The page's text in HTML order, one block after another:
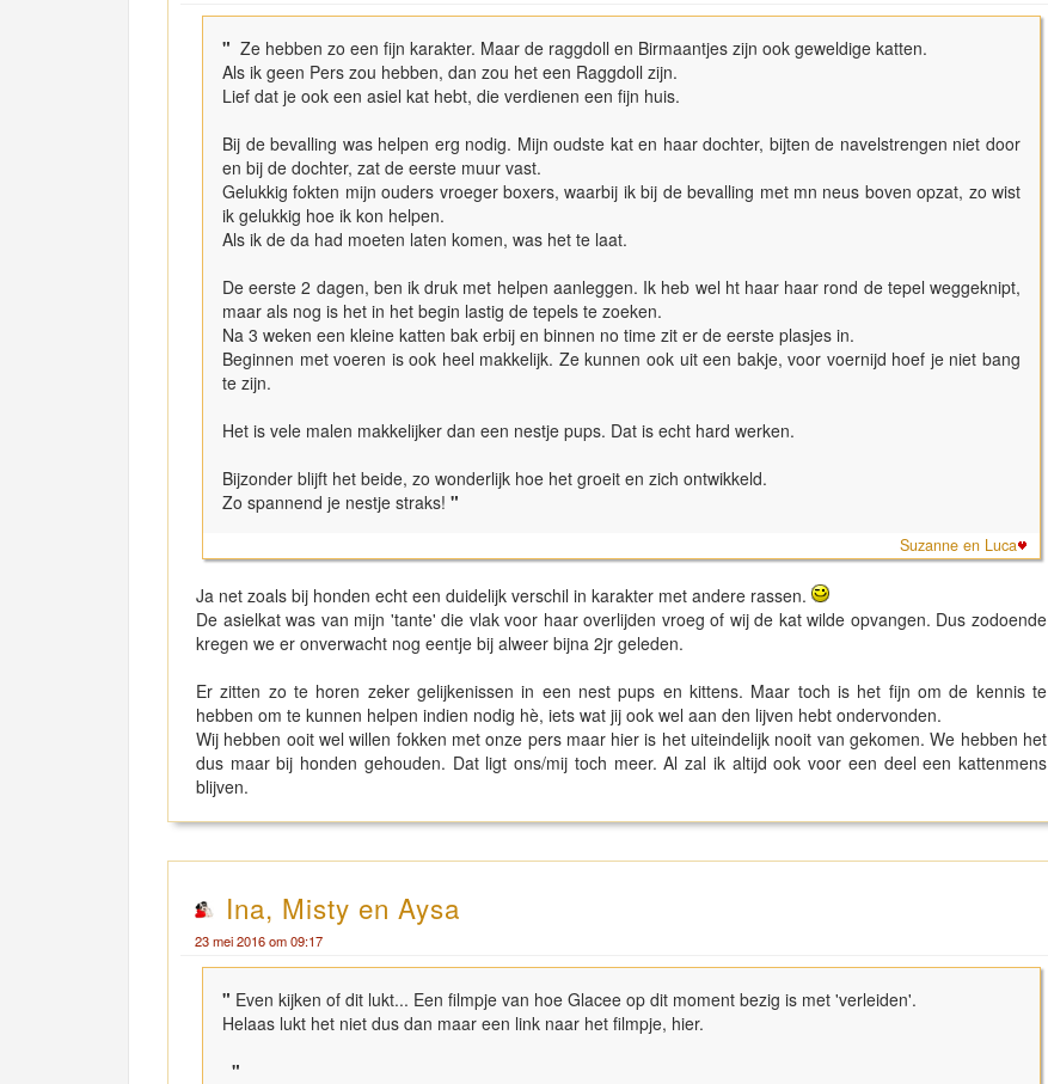
" Ze hebben zo een fijn karakter. Maar de raggdoll en Birmaantjes zijn ook geweldige katten.
Als ik geen Pers zou hebben, dan zou het een Raggdoll zijn.
Lief dat je ook een asiel kat hebt, die verdienen een fijn huis.
Bij de bevalling was helpen erg nodig. Mijn oudste kat en haar dochter, bijten de navelstrengen niet door
en bij de dochter, zat de eerste muur vast.
Gelukkig fokten mijn ouders vroeger boxers, waarbij ik bij de bevalling met mn neus boven opzat, zo wist
ik gelukkig hoe ik kon helpen.
Als ik de da had moeten laten komen, was het te laat.
De eerste 2 dagen, ben ik druk met helpen aanleggen. Ik heb wel ht haar haar rond de tepel weggeknipt,
maar als nog is het in het begin lastig de tepels te zoeken.
Na 3 weken een kleine katten bak erbij en binnen no time zit er de eerste plasjes in.
Beginnen met voeren is ook heel makkelijk. Ze kunnen ook uit een bakje, voor voernijd hoef je niet bang
te zijn.
Het is vele malen makkelijker dan een nestje pups. Dat is echt hard werken.
Bijzonder blijft het beide, zo wonderlijk hoe het groeit en zich ontwikkeld.
Zo spannend je nestje straks! "
Suzanne en Luca
Ja net zoals bij honden echt een duidelijk verschil in karakter met andere rassen.
De asielkat was van mijn 'tante' die vlak voor haar overlijden vroeg of wij de kat wilde opvangen. Dus zodoende
kregen we er onverwacht nog eentje bij alweer bijna 2jr geleden.
Er zitten zo te horen zeker gelijkenissen in een nest pups en kittens. Maar toch is het fijn om de kennis te
hebben om te kunnen helpen indien nodig hè, iets wat jij ook wel aan den lijven hebt ondervonden.
Wij hebben ooit wel willen fokken met onze pers maar hier is het uiteindelijk nooit van gekomen. We hebben het
dus maar bij honden gehouden. Dat ligt ons/mij toch meer. Al zal ik altijd ook voor een deel een kattenmens
blijven.
Ina, Misty en Aysa
23 mei 2016 om 09:17
" Even kijken of dit lukt... Een filmpje van hoe Glacee op dit moment bezig is met 'verleiden'.
Helaas lukt het niet dus dan maar een link naar het filmpje, hier.
"